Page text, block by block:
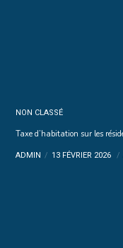
NON CLASSÉ
Taxe d’habitation sur les
ADMIN 13 FÉVRIER 2026